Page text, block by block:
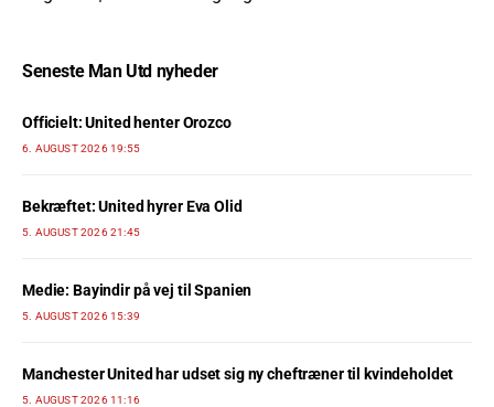
Seneste Man Utd nyheder
Officielt: United henter Orozco
6. AUGUST 2026 19:55
Bekræftet: United hyrer Eva Olid
5. AUGUST 2026 21:45
Medie: Bayindir på vej til Spanien
5. AUGUST 2026 15:39
Manchester United har udset sig ny cheftræner til kvindeholdet
5. AUGUST 2026 11:16